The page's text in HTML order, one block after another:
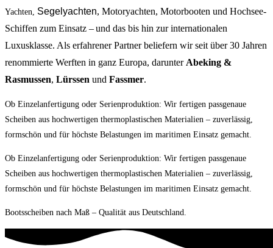
Yachten, Segelyachten, Motoryachten, Motorbooten und Hochsee-
Schiffen zum Einsatz – und das bis hin zur internationalen
Luxusklasse. Als erfahrener Partner beliefern wir seit über 30 Jahren
renommierte Werften in ganz Europa, darunter Abeking &
Rasmussen, Lürssen und Fassmer.
Ob Einzelanfertigung oder Serienproduktion: Wir fertigen passgenaue
Scheiben aus hochwertigen thermoplastischen Materialien – zuverlässig,
formschön und für höchste Belastungen im maritimen Einsatz gemacht.
Ob Einzelanfertigung oder Serienproduktion: Wir fertigen passgenaue
Scheiben aus hochwertigen thermoplastischen Materialien – zuverlässig,
formschön und für höchste Belastungen im maritimen Einsatz gemacht.
Bootsscheiben nach Maß – Qualität aus Deutschland.